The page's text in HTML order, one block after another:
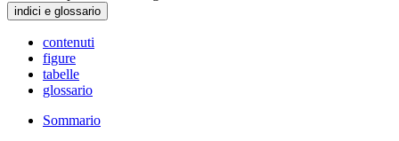
indici e glossario
contenuti
figure
tabelle
glossario
Sommario